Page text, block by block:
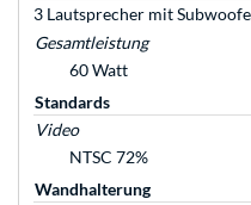
3 Lautsprecher mit
Gesamtleistung
60 Watt
Standards
Video
NTSC 72%
Wandhalterung